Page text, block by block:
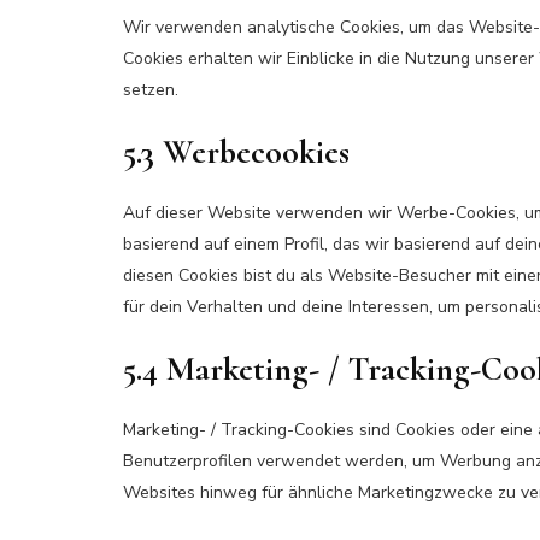
Wir verwenden analytische Cookies, um das
Cookies erhalten wir Einblicke in die Nutzung
setzen.
5.3 Werbecookies
Auf dieser Website verwenden wir Werbe-Cookies,
basierend auf einem Profil, das wir basierend auf
diesen Cookies bist du als Website-Besucher mit
für dein Verhalten und deine Interessen, um
5.4 Marketing- / Tracking-
Marketing- / Tracking-Cookies sind Cookies oder
Benutzerprofilen verwendet werden, um Werbung
Websites hinweg für ähnliche Marketingzwecke zu